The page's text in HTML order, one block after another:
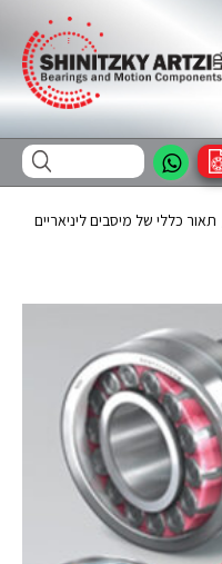
תאור כללי של מיסבים ליניאריים